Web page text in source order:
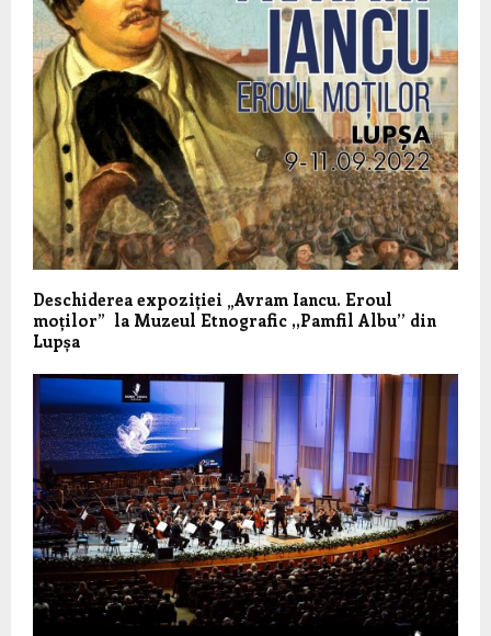
Deschiderea expoziției „Avram Iancu. Eroul
moților” la Muzeul Etnografic ,,Pamfil Albu’’ din
Lupșa